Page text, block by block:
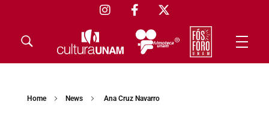
Home News Ana Cruz Navarro